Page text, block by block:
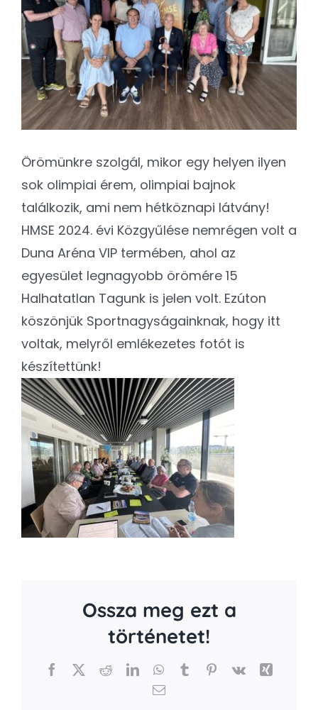
Kapcsolat
SEARCH
FOR:
Örömünkre szolgál, mikor egy helyen ilyen
sok olimpiai érem, olimpiai bajnok
találkozik, ami nem hétköznapi látvány!
HMSE 2024. évi Közgyűlése nemrégen volt a
Duna Aréna VIP termében, ahol az
egyesület legnagyobb örömére 15
Halhatatlan Tagunk is jelen volt. Ezúton
köszönjük Sportnagyságainknak, hogy itt
voltak, melyről emlékezetes fotót is
készítettünk!
Ossza meg ezt a
történetet!
Facebook RedditLinkedInWhatsApp
TumblrPinterest
Vk
Xing
Email